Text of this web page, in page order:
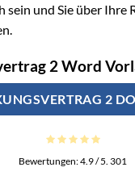
sein und Sie über Ihre
2 Word
2
Bewertungen:4.9/ 5. 301